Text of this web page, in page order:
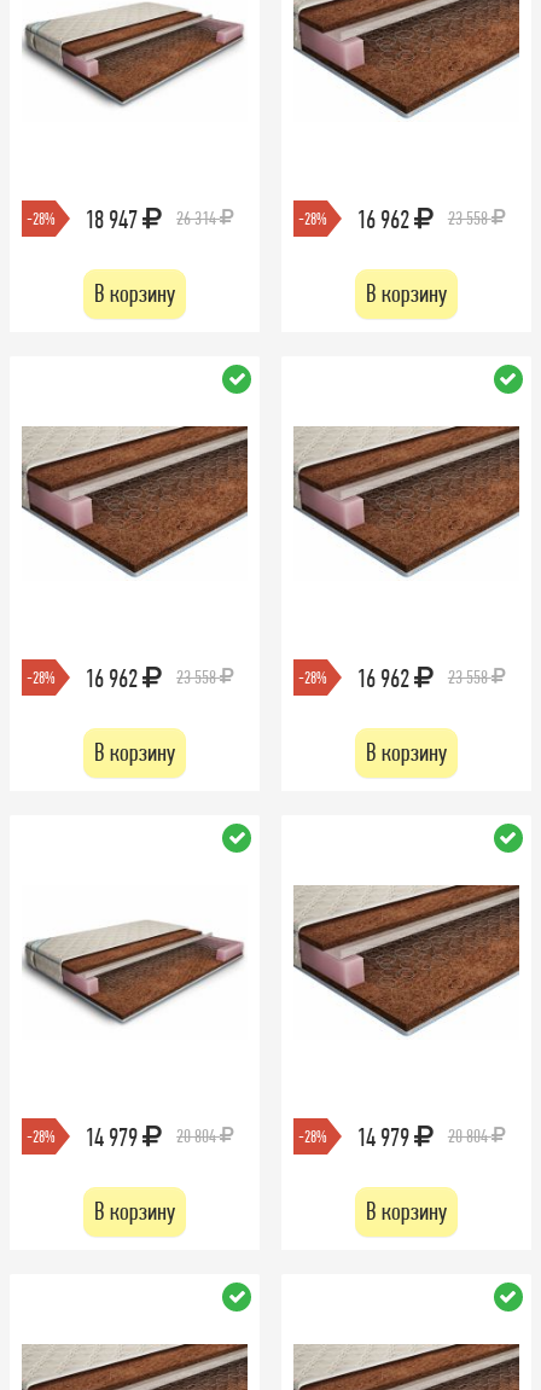
-28% 18 947 26 314
В корзину
-28% 16 962 23 558
В корзину
-28% 16 962 23 558
В корзину
-28% 16 962 23 558
В корзину
-28% 14 979 20 804
В корзину
-28% 14 979 20 804
В корзину